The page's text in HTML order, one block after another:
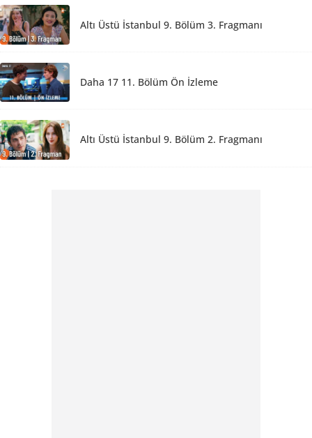
Altı Üstü İstanbul 9. Bölüm 3. Fragmanı
Daha 17 11. Bölüm Ön İzleme
Altı Üstü İstanbul 9. Bölüm 2. Fragmanı